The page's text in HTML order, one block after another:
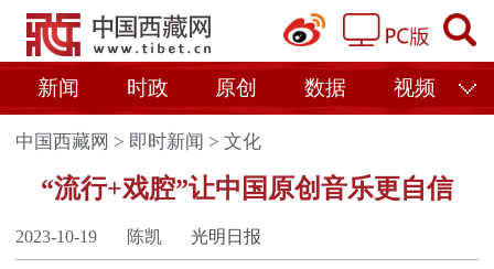
新闻 时政 原创 数据 视频
中国西藏网 > 即时新闻 >文化
“流行+戏腔”让中国原创音乐更自信
2023-10-19 陈凯 光明日报